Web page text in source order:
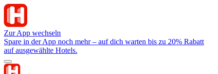
Zur App wechseln
Spare in der App noch mehr – auf dich warten bis zu 20% Rabatt
auf ausgewählte Hotels.